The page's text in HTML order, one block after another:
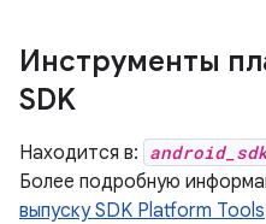
Инструменты
SDK
Находится в:
Более подробную
выпуску SDK Platform Tools